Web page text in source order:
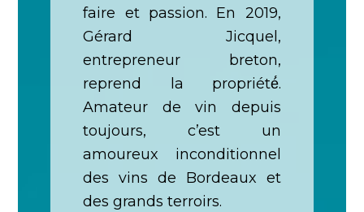
faire et passion. En 2019,
Gérard Jicquel,
entrepreneur breton,
reprend la propriété́.
Amateur de vin depuis
toujours, c’est un
amoureux inconditionnel
des vins de Bordeaux et
des grands terroirs.